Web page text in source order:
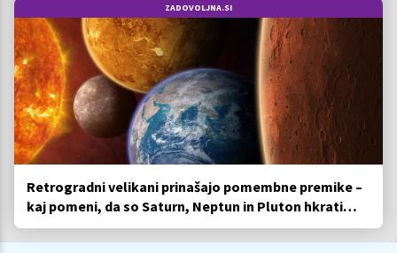
ZADOVOLJNA.SI
Retrogradni velikani prinašajo pomembne premike –
kaj pomeni, da so Saturn, Neptun in Pluton hkrati
retrogradni?